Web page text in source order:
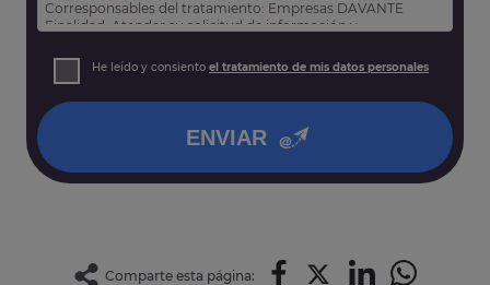
Corresponsables del tratamiento: Empresas DAVANTE
Finalidad: Atender su solicitud de información y
Derechos: Puede acceder, rectificar y suprimir sus datos,
así como otros derechos tal y como se explica en nuestra
He leído y consiento el tratamiento de mis datos personales
ENVIAR
Comparte esta página: